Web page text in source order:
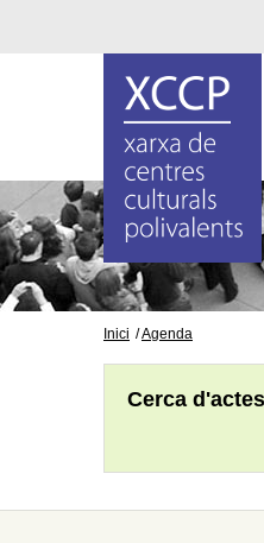
Inici Agenda
Cerca d'actes